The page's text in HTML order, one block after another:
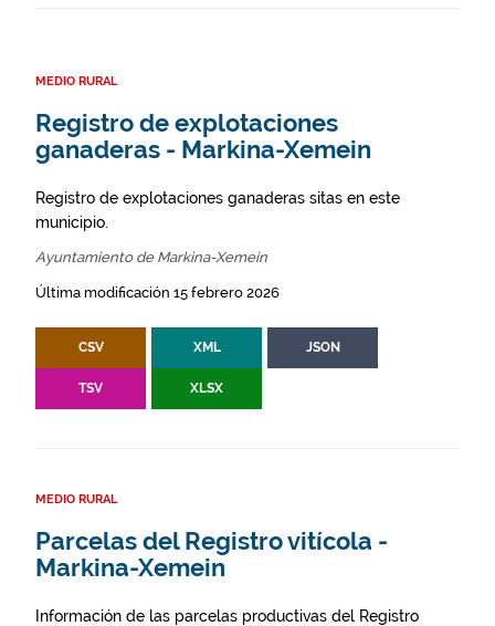
MEDIO RURAL
Registro de explotaciones
ganaderas - Markina-Xemein
Registro de explotaciones ganaderas sitas en este
municipio.
Ayuntamiento de Markina-Xemein
Última modificación 15 febrero 2026
CSV XML JSON
TSV XLSX
MEDIO RURAL
Parcelas del Registro vitícola -
Markina-Xemein
Información de las parcelas productivas del Registro